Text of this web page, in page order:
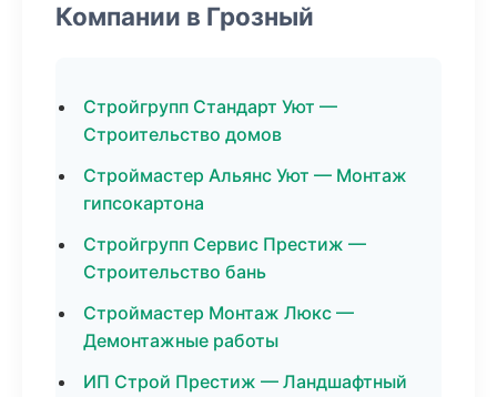
Компании в Грозный
Стройгрупп Стандарт Уют —
Строительство домов
Строймастер Альянс Уют — Монтаж
гипсокартона
Стройгрупп Сервис Престиж —
Строительство бань
Строймастер Монтаж Люкс —
Демонтажные работы
ИП Строй Престиж — Ландшафтный